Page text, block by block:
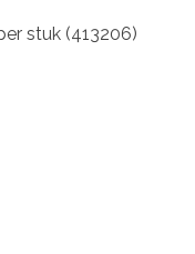
stuk (413206)